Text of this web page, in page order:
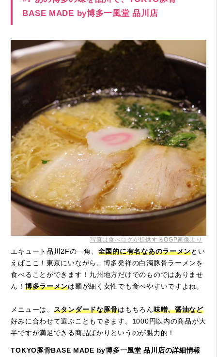
BASE MADE by博多一風堂 品川店
写真は食べログが提供するOGP画像より
エキュート品川2Fの一角、 全国的に有名なあのラーメンとい
えばここ！東京にいながら、博多発祥の白濁豚骨ラーメンを
食べることができます！九州地方だけでのものではありませ
ん！ 博多ラーメンは麺が細く女性でも食べやすいですよね。
メニューは、 スタンダードな豚骨はもちろん味噌、醤油など
好みに合わせて選ぶこともできます。1000円以内の商品が大
半ですが満足できる商品ばかりというのが魅力的！
TOKYO豚骨BASE MADE by博多一風堂 品川店の詳細情報